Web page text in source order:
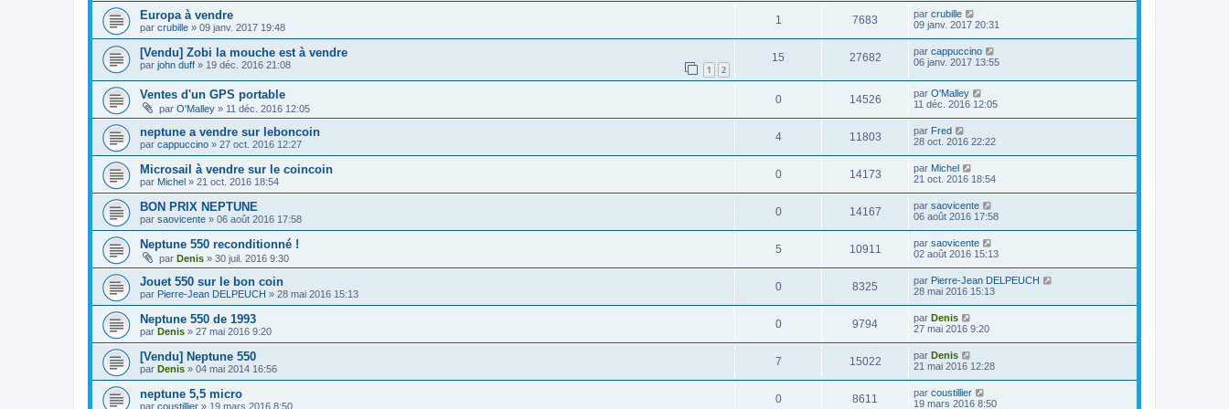
Europa à vendre
par crubille » 09 janv. 2017 19:48
1 7683 par crubille
09 janv. 2017 20:31
[Vendu] Zobi la mouche est à vendre
par john duff » 19 déc. 2016 21:08 1 2
15 27682 par cappuccino
06 janv. 2017 13:55
Ventes d'un GPS portable
par O'Malley » 11 déc. 2016 12:05
0 14526 par O'Malley
11 déc. 2016 12:05
neptune a vendre sur leboncoin
par cappuccino » 27 oct. 2016 12:27
4 11803 par Fred
28 oct. 2016 22:22
Microsail à vendre sur le coincoin
par Michel » 21 oct. 2016 18:54
0 14173 par Michel
21 oct. 2016 18:54
BON PRIX NEPTUNE
par saovicente » 06 août 2016 17:58
0 14167 par saovicente
06 août 2016 17:58
Neptune 550 reconditionné !
par Denis » 30 juil. 2016 9:30
5 10911 par saovicente
02 août 2016 15:13
Jouet 550 sur le bon coin
par Pierre-Jean DELPEUCH » 28 mai 2016 15:13
0 8325 par Pierre-Jean DELPEUCH
28 mai 2016 15:13
Neptune 550 de 1993
par Denis » 27 mai 2016 9:20
0 9794 par Denis
27 mai 2016 9:20
[Vendu] Neptune 550
par Denis » 04 mai 2014 16:56
7 15022 par Denis
21 mai 2016 12:28
neptune 5,5 micro
par coustillier » 19 mars 2016 8:50
0 8611 par coustillier
19 mars 2016 8:50